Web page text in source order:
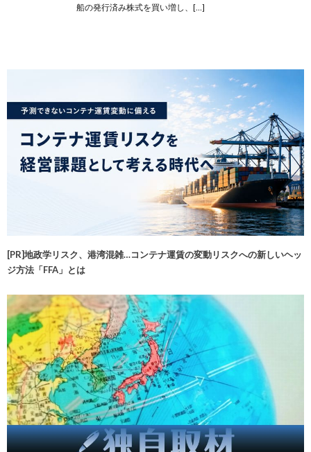
船の発行済み株式を買い増し、[…]
[PR]地政学リスク、港湾混雑…コンテナ運賃の変動リスクへの新しいヘッ
ジ方法「FFA」とは